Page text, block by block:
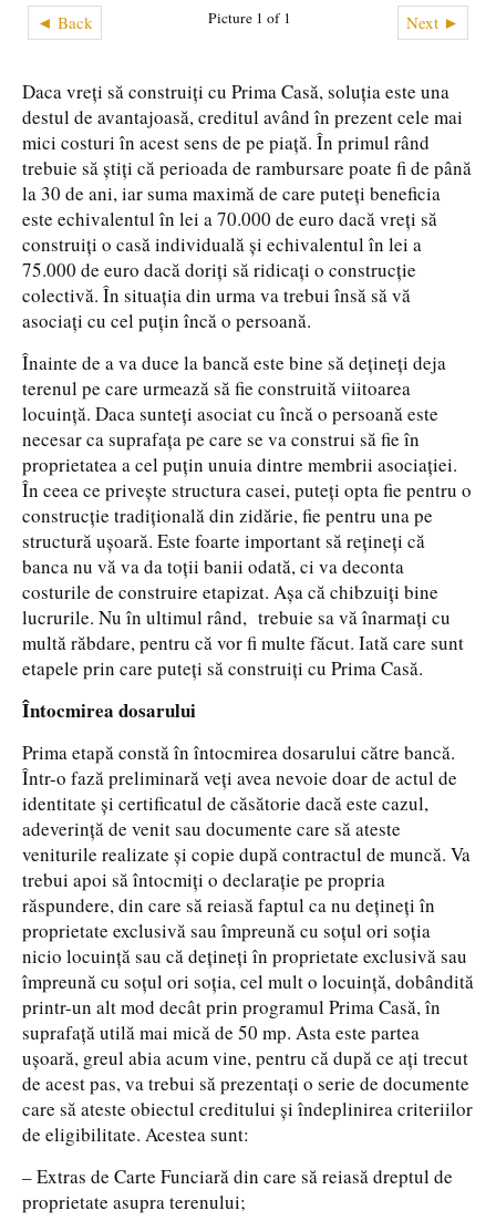
◄ Back Next ►
Picture 1 of 1
Daca vreți să construiți cu Prima Casă, soluția este una
destul de avantajoasă, creditul având în prezent cele mai
mici costuri în acest sens de pe piață. În primul rând
trebuie să știți că perioada de rambursare poate fi de până
la 30 de ani, iar suma maximă de care puteți beneficia
este echivalentul în lei a 70.000 de euro dacă vreți să
construiți o casă individuală și echivalentul în lei a
75.000 de euro dacă doriți să ridicați o construcție
colectivă. În situația din urma va trebui însă să vă
asociați cu cel puțin încă o persoană.
Înainte de a va duce la bancă este bine să dețineți deja
terenul pe care urmează să fie construită viitoarea
locuință. Daca sunteți asociat cu încă o persoană este
necesar ca suprafața pe care se va construi să fie în
proprietatea a cel puțin unuia dintre membrii asociației.
În ceea ce privește structura casei, puteți opta fie pentru o
construcție tradițională din zidărie, fie pentru una pe
structură ușoară. Este foarte important să rețineți că
banca nu vă va da toții banii odată, ci va deconta
costurile de construire etapizat. Așa că chibzuiți bine
lucrurile. Nu în ultimul rând, trebuie sa vă înarmați cu
multă răbdare, pentru că vor fi multe făcut. Iată care sunt
etapele prin care puteți să construiți cu Prima Casă.
Întocmirea dosarului
Prima etapă constă în întocmirea dosarului către bancă.
Într-o fază preliminară veți avea nevoie doar de actul de
identitate și certificatul de căsătorie dacă este cazul,
adeverință de venit sau documente care să ateste
veniturile realizate și copie după contractul de muncă. Va
trebui apoi să întocmiți o declarație pe propria
răspundere, din care să reiasă faptul ca nu dețineți în
proprietate exclusivă sau împreună cu soțul ori soția
nicio locuință sau că dețineți în proprietate exclusivă sau
împreună cu soțul ori soția, cel mult o locuință, dobândită
printr-un alt mod decât prin programul Prima Casă, în
suprafață utilă mai mică de 50 mp. Asta este partea
ușoară, greul abia acum vine, pentru că după ce ați trecut
de acest pas, va trebui să prezentați o serie de documente
care să ateste obiectul creditului și îndeplinirea criteriilor
de eligibilitate. Acestea sunt:
– Extras de Carte Funciară din care să reiasă dreptul de
proprietate asupra terenului;